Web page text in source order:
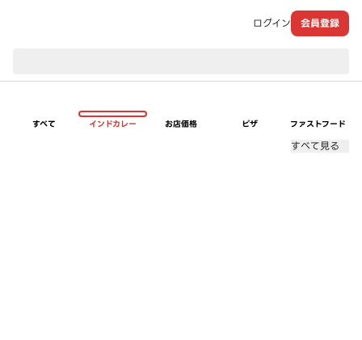
ログイン 会員登録
すべて インドカレー お店価格 ピザ ファストフード
すべて見る